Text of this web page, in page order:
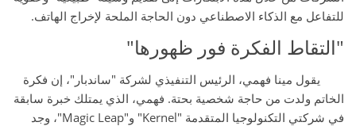
للتفاعل مع الذكاء الاصطناعي دون الحاجة الملحة لإخراج الهاتف.
"التقاط الفكرة فور ظهورها"
يقول مينا فهمي، الرئيس التنفيذي لشركة "ساندبار"، إن فكرة
الخاتم ولدت من حاجة شخصية بحتة. فهمي، الذي يمتلك خبرة سابقة
في شركتي التكنولوجيا المتقدمة "Kernel" و"Magic Leap"، وجد